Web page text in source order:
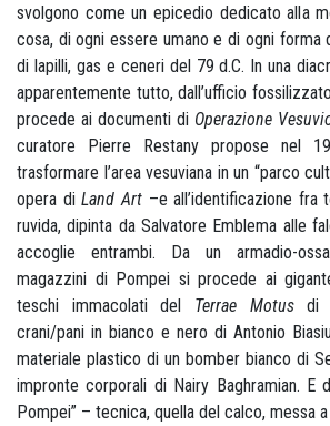
svolgono come un epicedio dedicato alla
cosa, di ogni essere umano e di ogni forma
di lapilli, gas e ceneri del 79 d.C. In una
apparentemente tutto, dall’ufficio
procede ai documenti di Operazione
curatore Pierre Restany propose nel
trasformare l’area vesuviana in un “parco
opera diLand Art –e all’identificazione
ruvida, dipinta da Salvatore Emblema alle
accoglie entrambi. Da un armadio-
magazzini di Pompei si procede ai
teschi immacolati del Terrae Motusdi
crani/pani in bianco e nero di Antonio
materiale plastico di un bomber bianco di
impronte corporali di Nairy Baghramian. E
Pompei” – tecnica, quella del calco, messa